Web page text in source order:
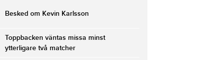
Besked om Kevin Karlsson
Toppbacken väntas missa minst
ytterligare två matcher